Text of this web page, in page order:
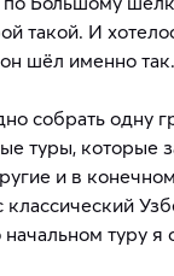
такой. И
шёл именно так.
собрать одну
туры, которые
и в
классический
туру я